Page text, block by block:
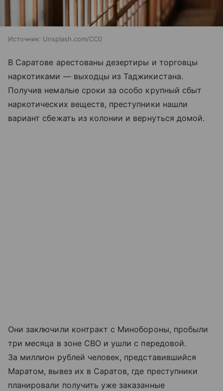
Источник: Unsplash.com/CC0
В Саратове арестованы дезертиры и торговцы
наркотиками — выходцы из Таджикистана.
Получив немалые сроки за особо крупный сбыт
наркотических веществ, преступники нашли
вариант сбежать из колонии и вернуться домой.
Они заключили контракт с Минобороны, пробыли
три месяца в зоне СВО и ушли с передовой.
За миллион рублей человек, представившийся
Маратом, вывез их в Саратов, где преступники
планировали получить уже заказанные